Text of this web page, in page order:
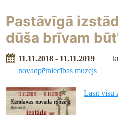
Pastāvīgā
dūša brīvam
11.11.2018 - 11.11.2019
novadpētniecības muzejs
Lasīt visu